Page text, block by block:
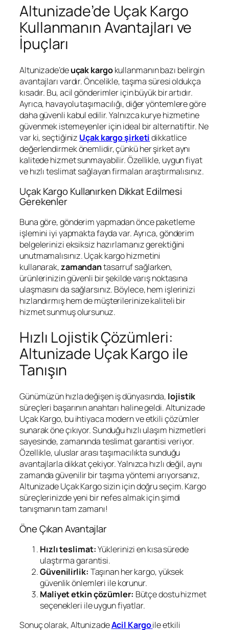
Altunizade’de Uçak Kargo
Kullanmanın Avantajları ve
İpuçları
Altunizade’deuçak kargokullanmanın bazı belirgin
avantajları vardır. Öncelikle, taşıma süresi oldukça
kısadır. Bu, acil gönderimler için büyük bir artıdır.
Ayrıca, havayolu taşımacılığı, diğer yöntemlere göre
daha güvenli kabul edilir. Yalnızca kurye hizmetine
güvenmek istemeyenler için ideal bir alternatiftir. Ne
var ki, seçtiğiniz Uçak kargo şirketidikkatlice
değerlendirmek önemlidir, çünkü her şirket aynı
kalitede hizmet sunmayabilir. Özellikle, uygun fiyat
ve hızlı teslimat sağlayan firmaları araştırmalısınız.
Uçak Kargo Kullanırken Dikkat Edilmesi
Gerekenler
Buna göre, gönderim yapmadan önce paketleme
işlemini iyi yapmakta fayda var. Ayrıca, gönderim
belgelerinizi eksiksiz hazırlamanız gerektiğini
unutmamalısınız. Uçak kargo hizmetini
kullanarak,zamandantasarruf sağlarken,
ürünlerinizin güvenli bir şekilde varış noktasına
ulaşmasını da sağlarsınız. Böylece, hem işlerinizi
hızlandırmış hem de müşterilerinize kaliteli bir
hizmet sunmuş olursunuz.
Hızlı Lojistik Çözümleri:
Altunizade Uçak Kargo ile
Tanışın
Günümüzün hızla değişen iş dünyasında, lojistik
süreçleri başarının anahtarı haline geldi. Altunizade
Uçak Kargo, bu ihtiyaca modern ve etkili çözümler
sunarak öne çıkıyor. Sunduğu hızlı ulaşım hizmetleri
sayesinde, zamanında teslimat garantisi veriyor.
Özellikle, uluslar arası taşımacılıkta sunduğu
avantajlarla dikkat çekiyor. Yalnızca hızlı değil, aynı
zamanda güvenilir bir taşıma yöntemi arıyorsanız,
Altunizade Uçak Kargo sizin için doğru seçim. Kargo
süreçlerinizde yeni bir nefes almak için şimdi
tanışmanın tam zamanı!
Öne Çıkan Avantajlar
Hızlı teslimat:Yüklerinizi en kısa sürede
ulaştırma garantisi.
Güvenilirlik: Taşınan her kargo, yüksek
güvenlik önlemleri ile korunur.
Maliyet etkin çözümler: Bütçe dostu hizmet
seçenekleri ile uygun fiyatlar.
Sonuç olarak, AltunizadeAcil Kargoile etkili